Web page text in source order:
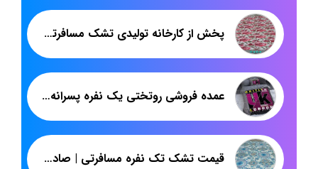
پخش از کارخانه تولیدی تشک مسافرتی اصفهان
عمده فروشی روتختی یک نفره پسرانه سه بعدی در بازار
قیمت تشک تک نفره مسافرتی | صادرات انواع تشک ایرانی به عراق | پاندا